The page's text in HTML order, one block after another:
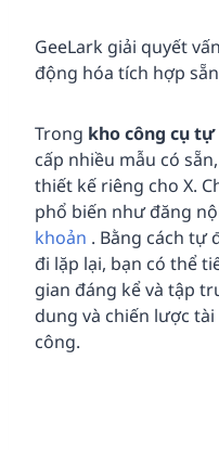
GeeLark giải quyết
động hóa tích hợp
Trong kho công cụ tự
cấp nhiều mẫu có
thiết kế riêng cho X.
phổ biến như đăng
khoản . Bằng cách tự
đi lặp lại, bạn có thể
gian đáng kể và tập
dung và chiến lược
công.